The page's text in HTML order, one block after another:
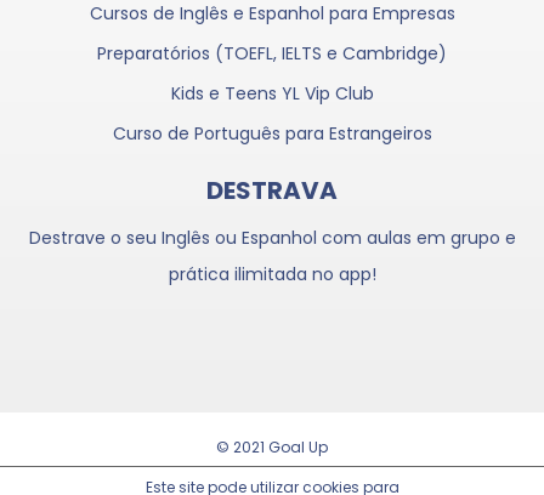
Cursos de Inglês e Espanhol para Empresas
Preparatórios (TOEFL, IELTS e Cambridge)
Kids e Teens YL Vip Club
Curso de Português para Estrangeiros
DESTRAVA
Destrave o seu Inglês ou Espanhol com aulas em grupo e
prática ilimitada no app!
© 2021 Goal Up
Trabalhe Conosco
Este site pode utilizar cookies para